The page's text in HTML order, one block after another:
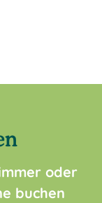
oder
buchen